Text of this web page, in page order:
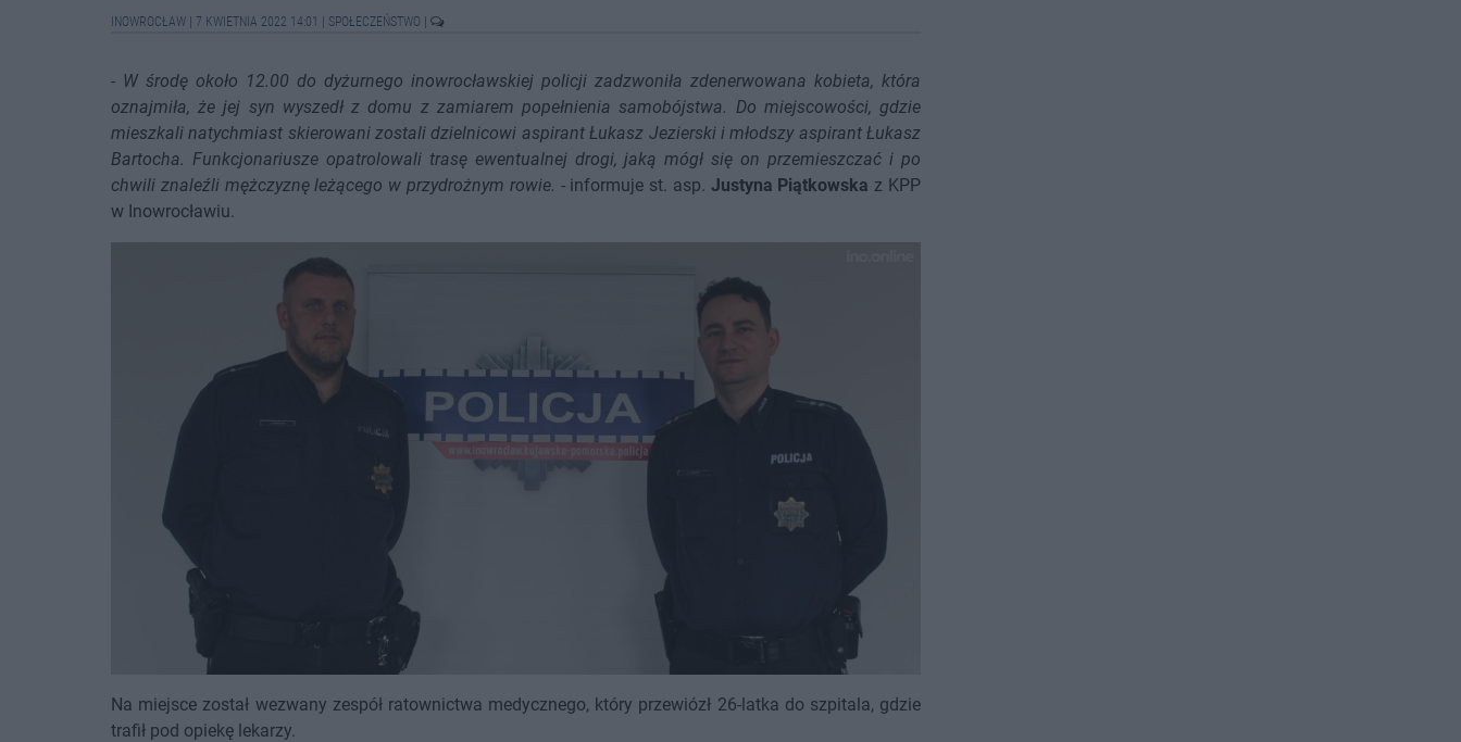
INOWROCŁAW 7 KWIETNIA 2022 14:01 SPOŁECZEŃSTWO
- W środę około 12.00 do dyżurnego inowrocławskiej policji zadzwoniła zdenerwowana kobieta, która
oznajmiła, że jej syn wyszedł z domu z zamiarem popełnienia samobójstwa. Do miejscowości, gdzie
mieszkali natychmiast skierowani zostali dzielnicowi aspirant Łukasz Jezierski i młodszy aspirant Łukasz
Bartocha. Funkcjonariusze opatrolowali trasę ewentualnej drogi, jaką mógł się on przemieszczać i po
chwili znaleźli mężczyznę leżącego w przydrożnym rowie. - informuje st. asp. Justyna Piątkowska z KPP
w Inowrocławiu.
Na miejsce został wezwany zespół ratownictwa medycznego, który przewiózł 26-latka do szpitala, gdzie
trafił pod opiekę lekarzy.